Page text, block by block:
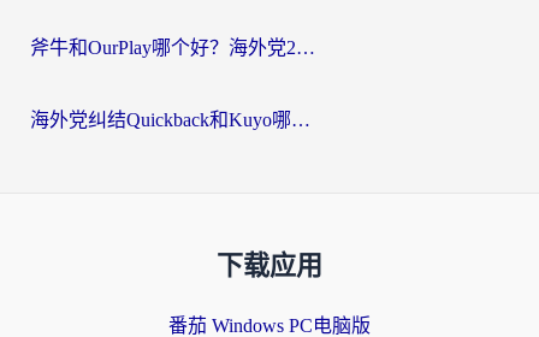
斧牛和OurPlay哪个好？海外党2026亲测：选对加速器，国内资源秒加载
海外党纠结Quickback和Kuyo哪个好？选对回国加速器才能无缝刷国内资源
下载应用
番茄 Windows PC电脑版